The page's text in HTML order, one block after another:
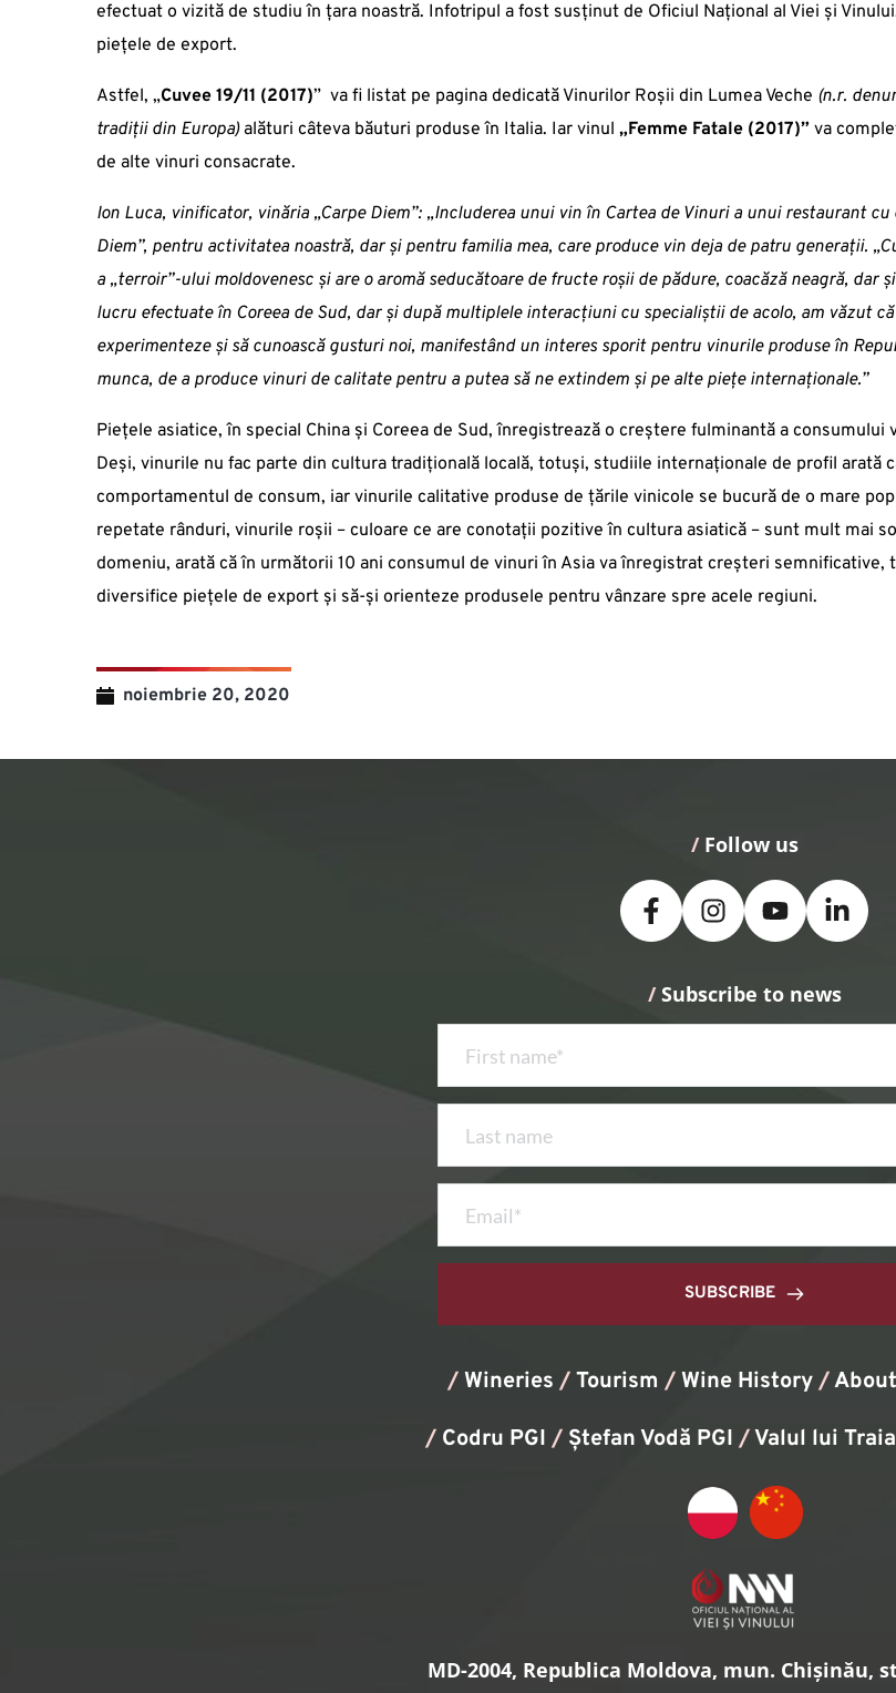
efectuat o vizită de studiu în țara noastră. Infotripul a fost susținut de Oficiul Național al Viei și
piețele de export.
Astfel, „Cuvee 19/11 (2017)” va fi listat pe pagina dedicată Vinurilor Roșii din Lumea Veche (n.r.
tradiții din Europa)alături câteva băuturi produse în Italia. Iar vinul „Femme Fatale (2017)” va
de alte vinuri consacrate.
Ion Luca, vinificator, vinăria „Carpe Diem”: „Includerea unui vin în Cartea de Vinuri a unui restaurant
Diem”, pentru activitatea noastră, dar și pentru familia mea, care produce vin deja de patru generații.
a „terroir”-ului moldovenesc și are o aromă seducătoare de fructe roșii de pădure, coacăză neagră,
lucru efectuate în Coreea de Sud, dar și după multiplele interacțiuni cu specialiștii de acolo, am văzut
experimenteze și să cunoască gusturi noi, manifestând un interes sporit pentru vinurile produse în
munca, de a produce vinuri de calitate pentru a putea să ne extindem și pe alte piețe internaționale.”
Piețele asiatice, în special China și Coreea de Sud, înregistrează o creștere fulminantă a
Deși, vinurile nu fac parte din cultura tradițională locală, totuși, studiile internaționale de profil arată
comportamentul de consum, iar vinurile calitative produse de țările vinicole se bucură de o mare
repetate rânduri, vinurile roșii – culoare ce are conotații pozitive în cultura asiatică – sunt mult mai
domeniu, arată că în următorii 10 ani consumul de vinuri în Asia va înregistrat creșteri
diversifice piețele de export și să-și orienteze produsele pentru vânzare spre acele regiuni.
noiembrie 20, 2020
/ Follow us
/ Subscribe to news
SUBSCRIBE
/Wineries /Tourism /Wine History/
/ Codru PGI / Ștefan Vodă PGI /Valul lui
MD-2004, Republica Moldova, mun. Chișinău,